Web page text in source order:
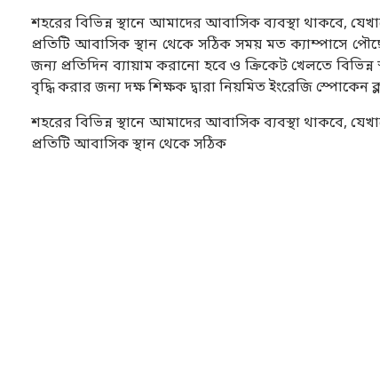
শহরের বিভিন্ন স্থানে আমাদের আবাসিক ব্যবস্থা থাকবে,
প্রতিটি আবাসিক স্থান থেকে সঠিক সময় মত ক্যাম্পাসে
জন্য প্রতিদিন ব্যায়াম করানো হবে ও ক্রিকেট খেলতে
বৃদ্ধি করার জন্য দক্ষ শিক্ষক দ্বারা নিয়মিত ইংরেজি স্পোকেন
শহরের বিভিন্ন স্থানে আমাদের আবাসিক ব্যবস্থা থাকবে,
প্রতিটি আবাসিক স্থান থেকে সঠিক